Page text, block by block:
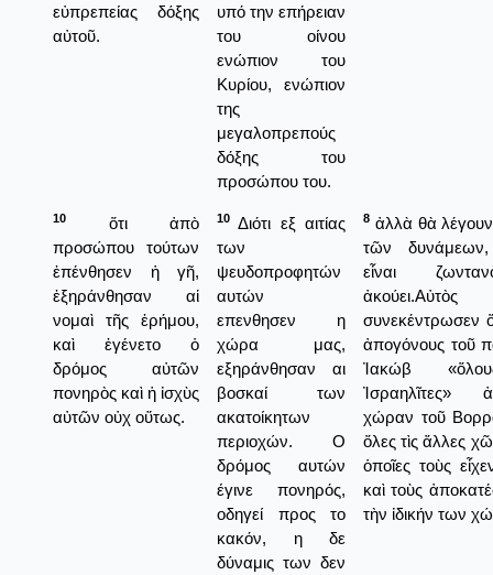
εὐπρεπείας δόξης
αὐτοῦ.
υπό την επήρειαν
του οίνου
ενώπιον του
Κυρίου, ενώπιον
της
μεγαλοπρεπούς
δόξης του
προσώπου του.
10
ὅτι ἀπὸ
προσώπου τούτων
ἐπένθησεν ἡ γῆ,
ἐξηράνθησαν αἱ
νομαὶ τῆς ἐρήμου,
καὶ ἐγένετο ὁ
δρόμος αὐτῶν
πονηρὸς καὶ ἡ ἰσχὺς
αὐτῶν οὐχ οὕτως.
10 Διότι εξ αιτίας
των
ψευδοπροφητών
αυτών
επενθησεν η
χώρα μας,
εξηράνθησαν αι
βοσκαί των
ακατοίκητων
περιοχών. Ο
δρόμος αυτών
έγινε πονηρός,
οδηγεί προς το
κακόν, η δε
δύναμις των δεν
8 ἀλλὰ θὰ
τῶν
εἶναι
ἀκούει.Αὐτὸς
συνεκέντρωσεν
ἀπογόνους τοῦ
Ἰακώβ
Ἰσραηλῖτες»
χώραν τοῦ
ὅλες τὶς ἄλλες
ὁποῖες τοὺς
καὶ τοὺς
τὴν ἰδικήν των